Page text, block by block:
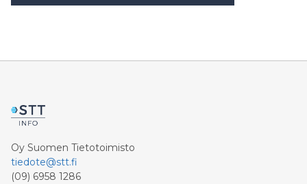
Oy Suomen Tietotoimisto
tiedote@stt.fi
(09) 6958 1286